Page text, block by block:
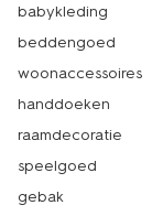
babykleding
beddengoed
woonaccessoires
handdoeken
raamdecoratie
speelgoed
gebak